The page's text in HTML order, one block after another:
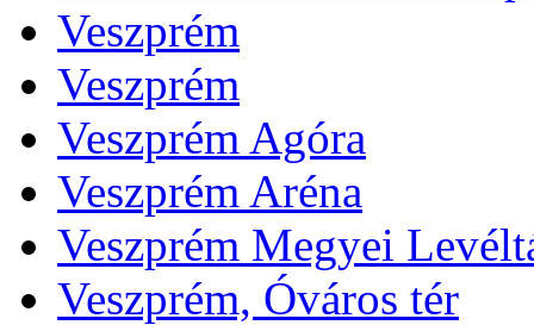
Veszprém
Veszprém
Veszprém Agóra
Veszprém Aréna
Veszprém Megyei
Veszprém, Óváros tér